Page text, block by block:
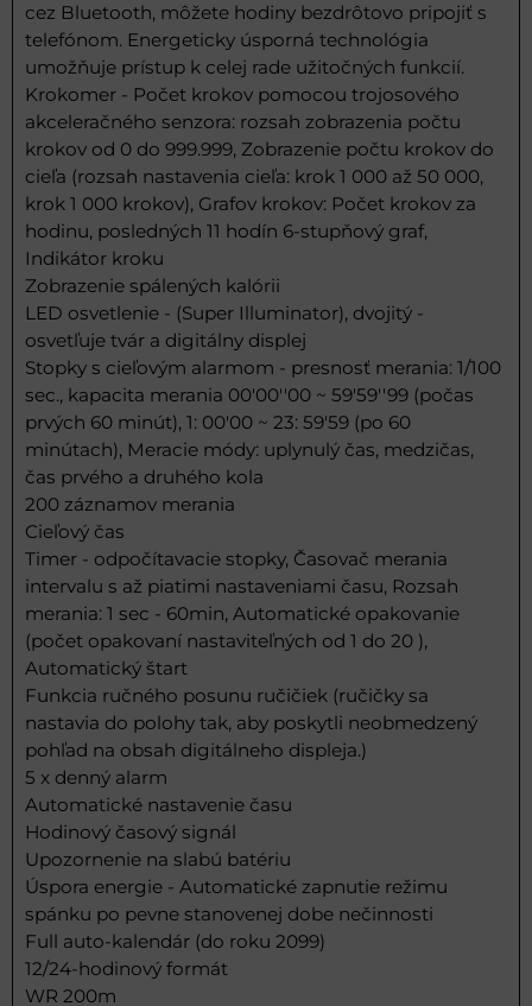
cez Bluetooth, môžete hodiny bezdrôtovo pripojiť s
telefónom. Energeticky úsporná technológia
umožňuje prístup k celej rade užitočných funkcií.
Krokomer - Počet krokov pomocou trojosového
akceleračného senzora: rozsah zobrazenia počtu
krokov od 0 do 999.999, Zobrazenie počtu krokov do
cieľa (rozsah nastavenia cieľa: krok 1 000 až 50 000,
krok 1 000 krokov), Grafov krokov: Počet krokov za
hodinu, posledných 11 hodín 6-stupňový graf,
Indikátor kroku
Zobrazenie spálených kalórii
LED osvetlenie - (Super Illuminator), dvojitý -
osvetľuje tvár a digitálny displej
Stopky s cieľovým alarmom - presnosť merania: 1/100
sec., kapacita merania 00'00''00 ~ 59'59''99 (počas
prvých 60 minút), 1: 00'00 ~ 23: 59'59 (po 60
minútach), Meracie módy: uplynulý čas, medzičas,
čas prvého a druhého kola
200 záznamov merania
Cieľový čas
Timer - odpočítavacie stopky, Časovač merania
intervalu s až piatimi nastaveniami času, Rozsah
merania: 1 sec - 60min, Automatické opakovanie
(počet opakovaní nastaviteľných od 1 do 20 ),
Automatický štart
Funkcia ručného posunu ručičiek (ručičky sa
nastavia do polohy tak, aby poskytli neobmedzený
pohľad na obsah digitálneho displeja.)
5 x denný alarm
Automatické nastavenie času
Hodinový časový signál
Upozornenie na slabú batériu
Úspora energie - Automatické zapnutie režimu
spánku po pevne stanovenej dobe nečinnosti
Full auto-kalendár (do roku 2099)
12/24-hodinový formát
WR 200m